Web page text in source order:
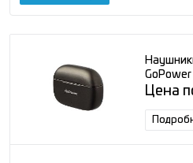
микр.
Цена